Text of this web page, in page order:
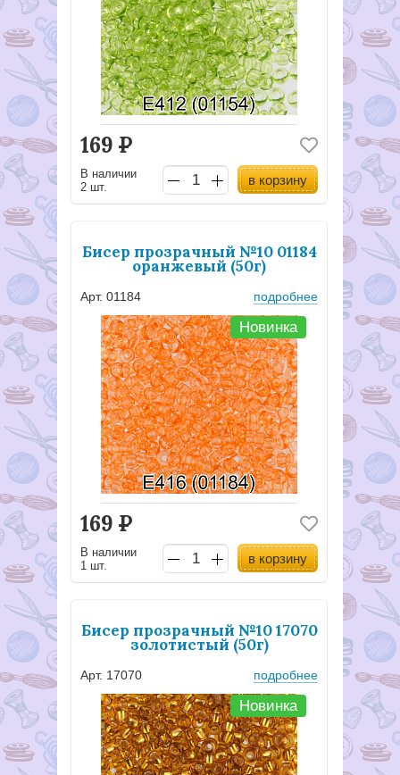
169 Р
В наличии
2 шт.
в корзину
Бисер прозрачный №10 01184
оранжевый (50г)
Арт. 01184 подробнее
Новинка
169 Р
В наличии
1 шт.
в корзину
Бисер прозрачный №10 17070
золотистый (50г)
Арт. 17070 подробнее
Новинка